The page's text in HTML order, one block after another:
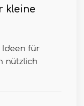
kleine
für
nützlich